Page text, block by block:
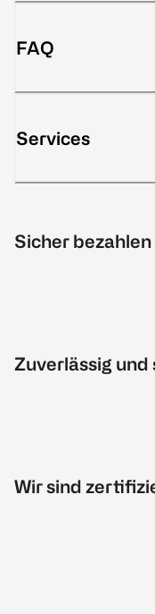
FAQ
Services
Sicher bezahlen
Zuverlässig
Wir sind